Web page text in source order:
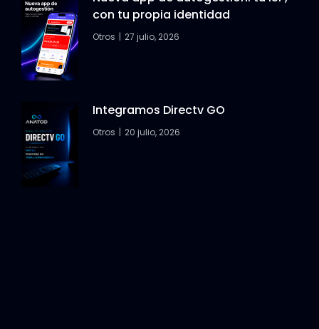
con tu propia identidad
Otros 27 julio, 2026
Integramos Directv GO
Otros 20 julio, 2026